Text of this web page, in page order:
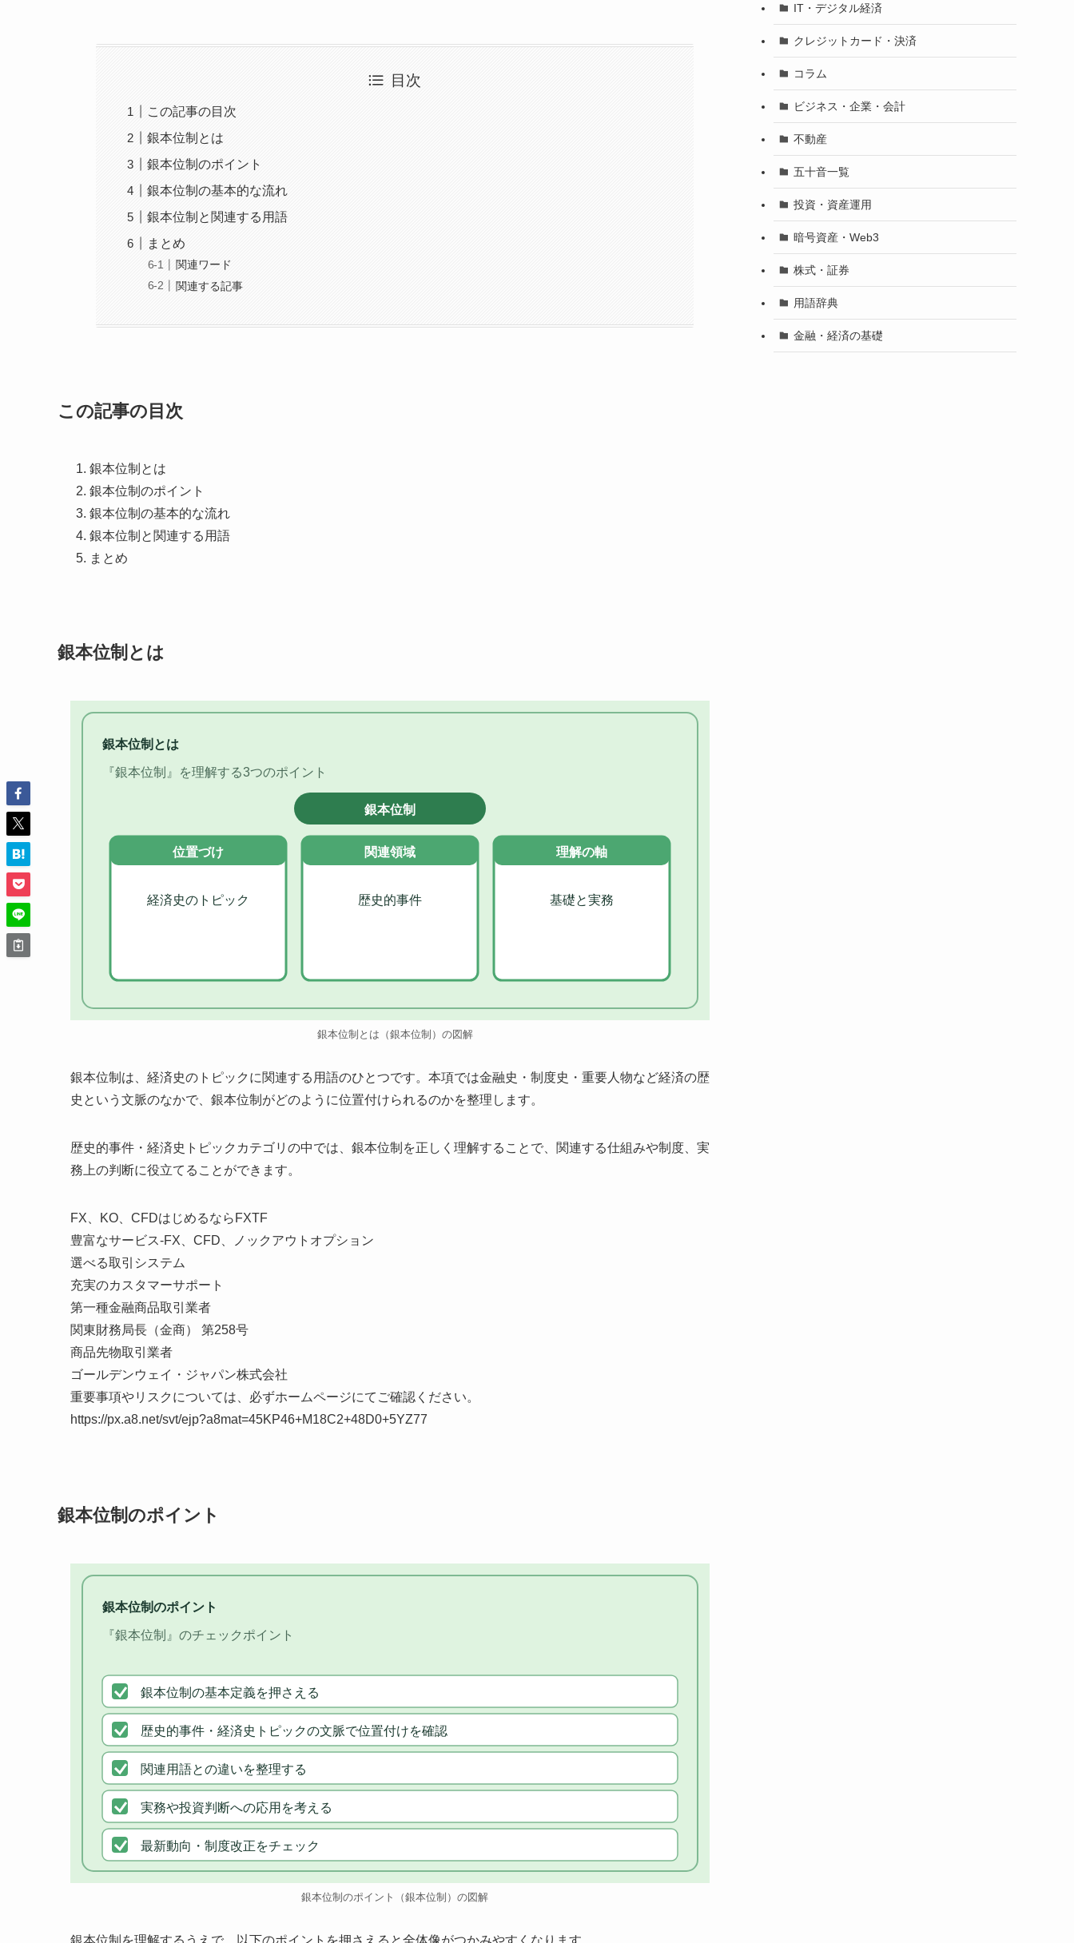
目次
この記事の目次
銀本位制とは
銀本位制のポイント
銀本位制の基本的な流れ
銀本位制と関連する用語
まとめ
関連ワード
関連する記事
この記事の目次
銀本位制とは
銀本位制のポイント
銀本位制の基本的な流れ
銀本位制と関連する用語
まとめ
銀本位制とは
銀本位制とは
『銀本位制』を理解する3つのポイント
銀本位制
位置づけ
経済史のトピック
関連領域
歴史的事件
理解の軸
基礎と実務
銀本位制とは（銀本位制）の図解
銀本位制は、経済史のトピックに関連する用語のひとつです。本項では金融史・制度史・重要人物など経済の歴
史という文脈のなかで、銀本位制がどのように位置付けられるのかを整理します。
歴史的事件・経済史トピックカテゴリの中では、銀本位制を正しく理解することで、関連する仕組みや制度、実
務上の判断に役立てることができます。
FX、KO、CFDはじめるならFXTF
豊富なサービス-FX、CFD、ノックアウトオプション
選べる取引システム
充実のカスタマーサポート
第一種金融商品取引業者
関東財務局長（金商） 第258号
商品先物取引業者
ゴールデンウェイ・ジャパン株式会社
重要事項やリスクについては、必ずホームページにてご確認ください。
https://px.a8.net/svt/ejp?a8mat=45KP46+M18C2+48D0+5YZ77
銀本位制のポイント
銀本位制のポイント
『銀本位制』のチェックポイント
銀本位制の基本定義を押さえる
歴史的事件・経済史トピックの文脈で位置付けを確認
関連用語との違いを整理する
実務や投資判断への応用を考える
最新動向・制度改正をチェック
銀本位制のポイント（銀本位制）の図解
IT・デジタル経済
クレジットカード・決済
コラム
ビジネス・企業・会計
不動産
五十音一覧
投資・資産運用
暗号資産・Web3
株式・証券
用語辞典
金融・経済の基礎